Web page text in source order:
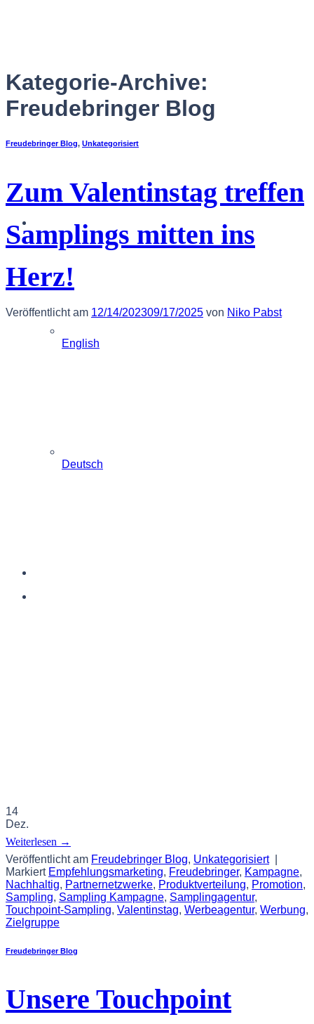
Deutsch
English
Deutsch
Kategorie-Archive:
Freudebringer Blog
Freudebringer Blog, Unkategorisiert
Zum Valentinstag treffen
Samplings mitten ins
Herz!
Veröffentlicht am 12/14/202309/17/2025 von Niko Pabst
14
Dez.
Weiterlesen →
Veröffentlicht am Freudebringer Blog, Unkategorisiert
Markiert Empfehlungsmarketing, Freudebringer, Kampagne,
Nachhaltig, Partnernetzwerke, Produktverteilung, Promotion,
Sampling, Sampling Kampagne, Samplingagentur,
Touchpoint-Sampling, Valentinstag, Werbeagentur, Werbung,
Zielgruppe
Freudebringer Blog
Unsere Touchpoint